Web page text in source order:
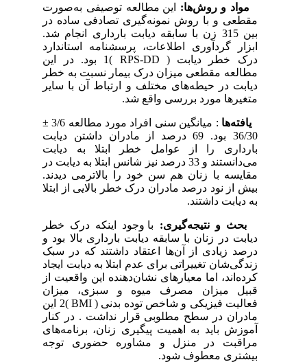
مواد و روش‌ها:این مطالعه توصیفی به‌صورت
مقطعی و با روش نمونه‌گیری تصادفی ساده در
بین 315 زن با سابقه دیابت بارداری انجام شد.
ابزار گردآوری اطلاعات، پرسشنامه استاندارد
درک خطر دیابت ( RPS-DD )1 بود. در این
مطالعه مقطعی میزان درک بیمار نسبت به خطر
دیابت در حیطه‌های مختلف و ارتباط آن با سایر
متغیرها مورد بررسی واقع شد.
یافته‌ها
: میانگین سنی افراد مورد مطالعه 3/6 ±
36/30 بود. 69 درصد از مادران داشتن دیابت
بارداری را از عوامل خطر ابتلا به دیابت
می‌دانستند و 33 درصد نیز شانس ابتلا به دیابت در
مقایسه با زنان هم سن خود را بالاترمی دیدند.
بیش از نود درصد مادران درک خطر بالایی از ابتلا
به دیابت داشتند.
بحث و نتیجه‌گیری:با وجود اینکه درک خطر
دیابت در زنان با سابقه دیابت بارداری بالا بود و
درصد زیادی از آن‌ها اعتقاد داشتند که در سبک
زندگی‌شان تغییراتی برای عدم ابتلا به دیابت ایجاد
کرده‌اند، اما معیارهای نشان‌دهنده این واقعیت از
قبیل میزان مصرف میوه و سبزی، میزان
فعالیت فیزیکی و شاخص توده بدنی ( BMI )2 این
مادران در سطح مطلوبی قرار نداشت . در کنار
آموزش باید به اهمیت پیگیری زنان، برنامه‌های
مراقبت در منزل و مشاوره حضوری توجه
بیشتری معطوف شود.